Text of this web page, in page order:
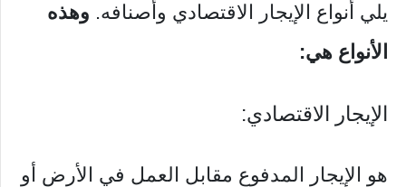
يلي أنواع الإيجار الاقتصادي وأصنافه. وهذه
الأنواع هي:
الإيجار الاقتصادي:
هو الإيجار المدفوع مقابل العمل في الأرض أو